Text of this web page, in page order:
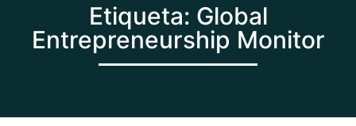
Etiqueta: Global
Entrepreneurship Monitor